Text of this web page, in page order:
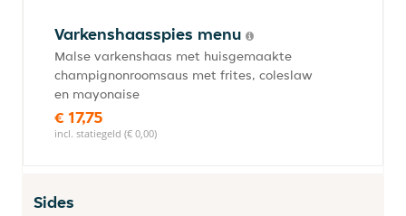
Varkenshaasspies menu
Malse varkenshaas met huisgemaakte
champignonroomsaus met frites, coleslaw
en mayonaise
€ 17,75
incl. statiegeld (€ 0,00)
Sides